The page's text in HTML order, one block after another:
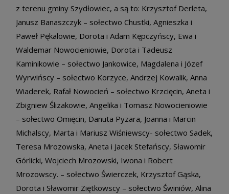
z terenu gminy Szydłowiec, a są to: Krzysztof Derleta,
Janusz Banaszczyk – sołectwo Chustki, Agnieszka i
Paweł Pękalowie, Dorota i Adam Kępczyńscy, Ewa i
Waldemar Nowocieniowie, Dorota i Tadeusz
Kaminikowie – sołectwo Jankowice, Magdalena i Józef
Wyrwińscy – sołectwo Korzyce, Andrzej Kowalik, Anna
Wiaderek, Rafał Nowocień – sołectwo Krzcięcin, Aneta i
Zbigniew Ślizakowie, Angelika i Tomasz Nowocieniowie
– sołectwo Omięcin, Danuta Pyzara, Joanna i Marcin
Michalscy, Marta i Mariusz Wiśniewscy- sołectwo Sadek,
Teresa Mrozowska, Aneta i Jacek Stefańscy, Sławomir
Górlicki, Wojciech Mrozowski, Iwona i Robert
Mrozowscy. – sołectwo Świerczek, Krzysztof Gąska,
Dorota i Sławomir Ziętkowscy – sołectwo Świniów, Alina